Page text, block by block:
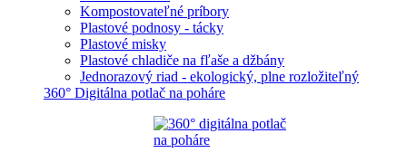
Kompostovateľné príbory
Plastové podnosy - tácky
Plastové misky
Plastové chladiče na fľaše a džbány
Jednorazový riad - ekologický, plne rozložiteľný
360° Digitálna potlač na poháre